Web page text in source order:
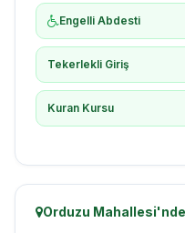
Engelli Abdesti
Tekerlekli Giriş
Kuran Kursu
Orduzu